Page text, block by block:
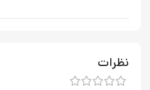
نظرات